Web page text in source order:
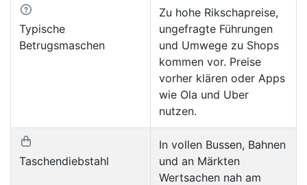
Typische
Betrugsmaschen
Zu hohe Rikschapreise,
ungefragte Führungen
und Umwege zu Shops
kommen vor. Preise
vorher klären oder Apps
wie Ola und Uber
nutzen.
Taschendiebstahl
In vollen Bussen, Bahnen
und an Märkten
Wertsachen nah am